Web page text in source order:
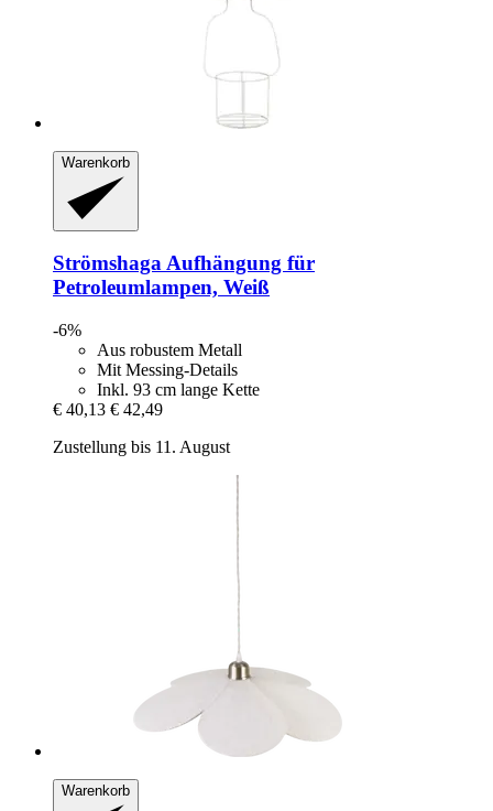
Warenkorb
StrömshagaAufhängung für
Petroleumlampen, Weiß
-6%
Aus robustem Metall
Mit Messing-Details
Inkl. 93 cm lange Kette
€ 40,13 € 42,49
Zustellung bis 11. August
Warenkorb